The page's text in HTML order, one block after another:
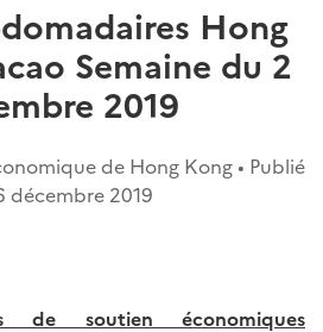
Hong
Semaine du 2
2019
de Hong Kong • Publié
décembre 2019
de soutien économiques